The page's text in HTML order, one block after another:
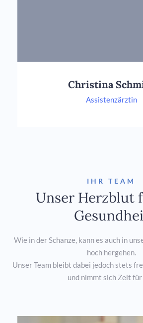
Christina
Assistenzärztin
IHR TEAM
Unser Herzblut
Wie in der Schanze, kann es auch in
hoch hergehen.
Unser Team bleibt dabei jedoch stets
und nimmt sich Zeit für